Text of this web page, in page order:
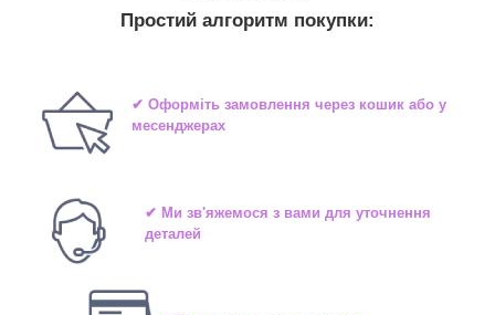
Простий алгоритм покупки:
✔ Оформіть замовлення через кошик або у
месенджерах
✔ Ми зв'яжемося з вами для уточнення
деталей